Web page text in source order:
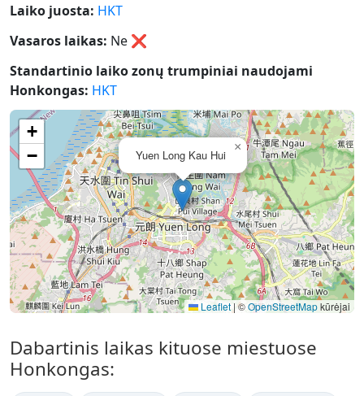
Laiko juosta: HKT
Vasaros laikas: Ne ❌
Standartinio laiko zonų trumpiniai naudojami
Honkongas: HKT
Yuen Long Kau Hui
×
+
−
Leaflet |©OpenStreetMapkūrėjai
Dabartinis laikas kituose miestuose
Honkongas: